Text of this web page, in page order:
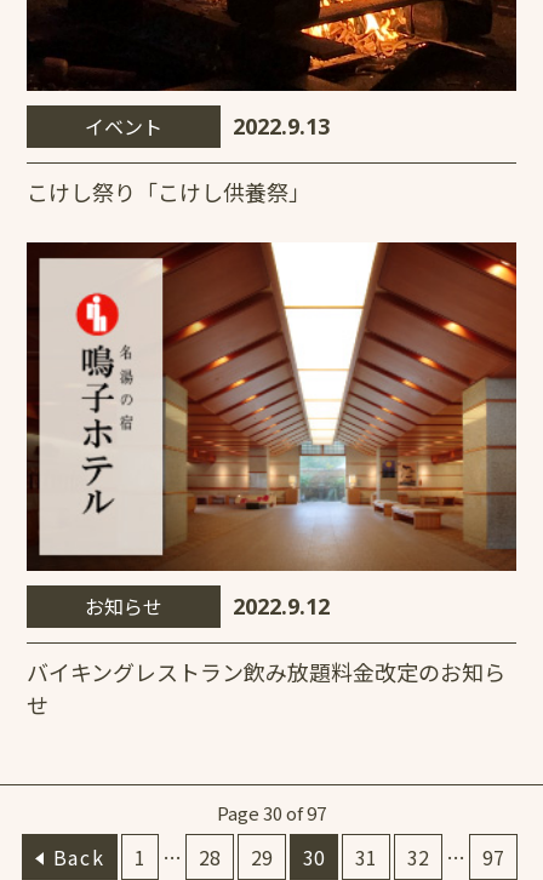
イベント 2022.9.13
こけし祭り「こけし供養祭」
お知らせ 2022.9.12
バイキングレストラン飲み放題料金改定のお知ら
せ
Page 30 of 97
Back 1 … 28 29 30 31 32 …
97